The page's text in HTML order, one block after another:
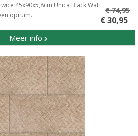
45x90x5,8cm Unica Black Wat
opruim..
Meer info
€ 74,95
€ 30,95